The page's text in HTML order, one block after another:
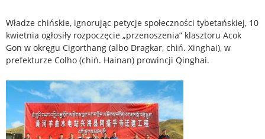
Władze chińskie, ignorując petycje społeczności tybetańskiej, 10
kwietnia ogłosiły rozpoczęcie „przenoszenia” klasztoru Acok
Gon w okręgu Cigorthang (albo Dragkar, chiń. Xinghai), w
prefekturze Colho (chiń. Hainan) prowincji Qinghai.